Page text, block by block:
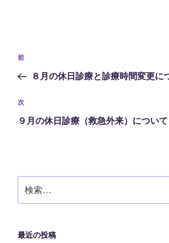
投
ナ
ビ
ゲ
ン
前
の
稿
前
８月の休日診療と診療時間変更に
次
の
次
９月の休日診療（救急外来）について
索:
最近の投稿